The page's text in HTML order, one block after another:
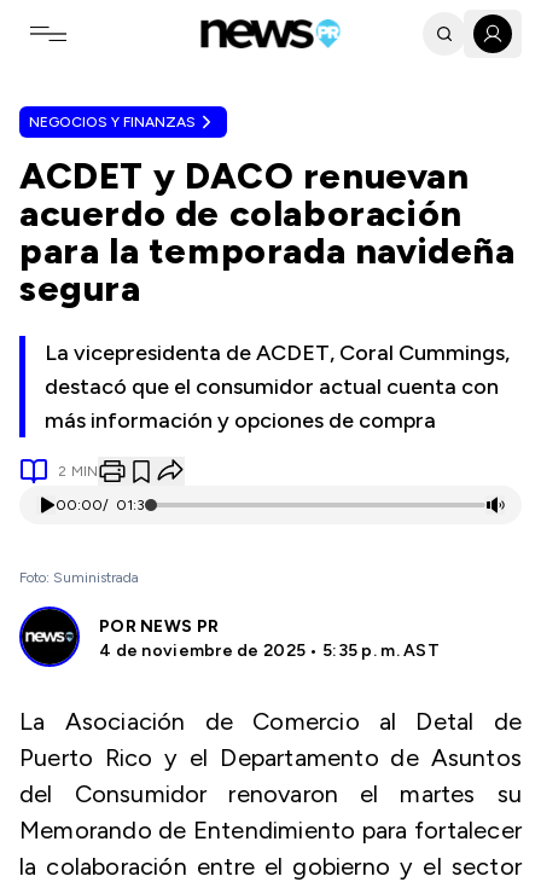
Toggle navigation menu
NEGOCIOS Y FINANZAS
ACDET y DACO renuevan
acuerdo de colaboración
para la temporada navideña
segura
La vicepresidenta de ACDET, Coral Cummings,
destacó que el consumidor actual cuenta con
más información y opciones de compra
2 MIN
00:00/ 01:31
Foto: Suministrada
POR NEWS PR
4 de noviembre de 2025 • 5:35 p. m. AST
La Asociación de Comercio al Detal de
Puerto Rico y el Departamento de Asuntos
del Consumidor renovaron el martes su
Memorando de Entendimiento para fortalecer
la colaboración entre el gobierno y el sector